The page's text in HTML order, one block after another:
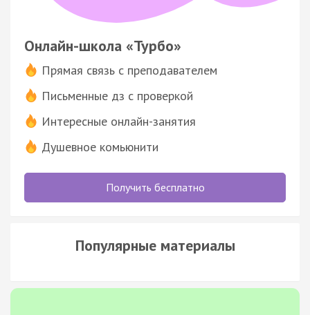
Онлайн-школа «Турбо»
Прямая связь с преподавателем
Письменные дз с проверкой
Интересные онлайн-занятия
Душевное комьюнити
Получить бесплатно
Популярные материалы